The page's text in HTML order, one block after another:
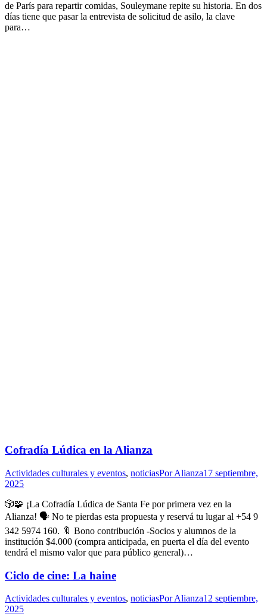
de París para repartir comidas, Souleymane repite su historia. En dos
días tiene que pasar la entrevista de solicitud de asilo, la clave
para…
Cofradía Lúdica en la Alianza
Actividades culturales y eventos, noticiasPorAlianza17 septiembre,
2025
🎲🧩 ¡La Cofradía Lúdica de Santa Fe por primera vez en la
Alianza! 🗣 No te pierdas esta propuesta y reservá tu lugar al +54 9
342 5974 160. 🔖 Bono contribución -Socios y alumnos de la
institución $4.000 (compra anticipada, en puerta el día del evento
tendrá el mismo valor que para público general)…
Ciclo de cine: La haine
Actividades culturales y eventos, noticiasPorAlianza12 septiembre,
2025